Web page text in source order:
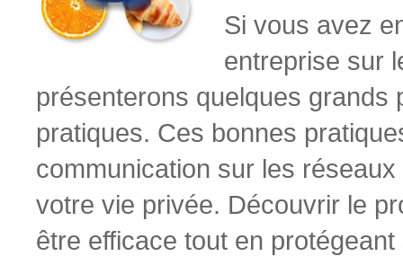
Si vous avez
entreprise sur
présenterons quelques grands
pratiques. Ces bonnes
communication sur les
votre vie privée. Découvrir le
être efficace tout en